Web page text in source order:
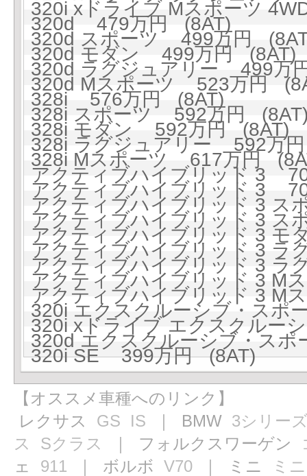
320i xドライブ Mスポーツ
320d 479万円 (8AT)
320d スポーツ 499万円
320d モダン 499万円 (8AT)
320d ラグジュアリー 499万
320d Mスポーツ 523万円
328i 576万円 (8AT)
328i スポーツ 592万円
328i モダン 592万円 (8AT)
328i ラグジュアリー 592万
328i Mスポーツ 617万円
アクティブハイブリッド 3
アクティブハイブリッド 3
アクティブハイブリッド 3
アクティブハイブリッド 3
アクティブハイブリッド 3
アクティブハイブリッド 3
アクティブハイブリッド 3
アクティブハイブリッド 3
アクティブハイブリッド 3
320i エクスクルーシブ・ス
320i xドライブ エクスクルー
320d エクスクルーシブ・ス
320i SE 399万円 (8AT)
【オススメ車種へのリンク】
レクサス GS IS ｜ BMW 3シリー
ス
Sクラス ｜ フォルクスワーゲン
ェ 911 ｜ ボルボ V70 ｜ ミニ ミニ